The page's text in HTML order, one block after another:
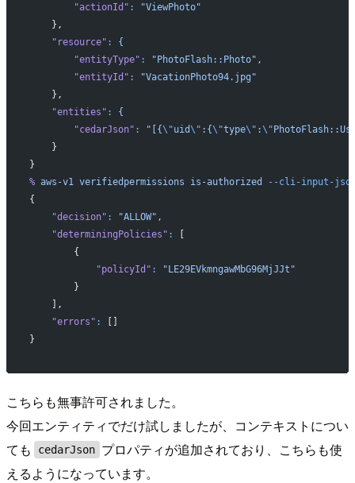
        "actionId"
:
"ViewPhoto"
    },
    "resource"
:
{
        "entityType"
:
"PhotoFlash::Photo",
        "entityId"
:
"VacationPhoto94.jpg"
    },
    "entities"
:
{
        "cedarJson"
: "[{\"uid\" :{\"type\" :\"
    }
}
% aws-v1 verifiedpermissions is-authorized
--cli-input-
{
    "decision"
:
"ALLOW",
    "determiningPolicies"
:
        {
            "policyId"
:
"LE29EVkmngawMbG96MjJJt"
        }
    ],
    "errors"
:
}
こちらも無事許可されました。
今回エンティティでだけ試しましたが、コンテキストについ
ても
cedarJson プロパティが追加されており、こちらも使
えるようになっています。